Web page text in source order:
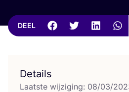
DEEL
Details
Laatste wijziging: 08/03/